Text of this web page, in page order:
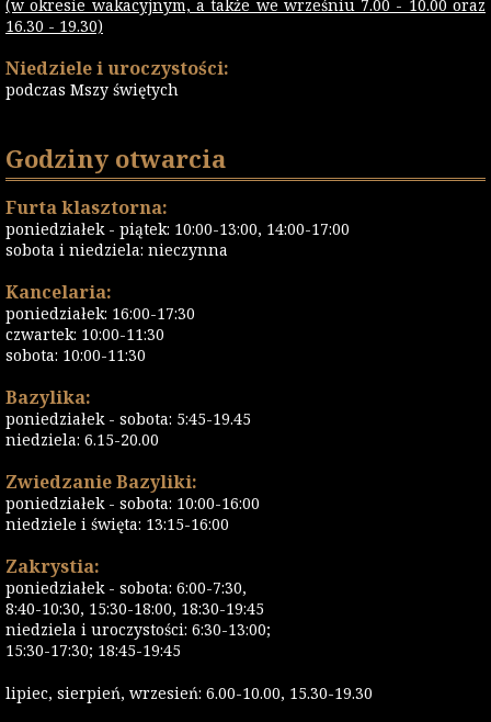
(w okresie wakacyjnym, a także we wrześniu 7.00 - 10.00 oraz
16.30 - 19.30)
Niedziele i uroczystości:
podczas Mszy świętych
Godziny otwarcia
Furta klasztorna:
poniedziałek - piątek: 10:00-13:00, 14:00-17:00
sobota i niedziela: nieczynna
Kancelaria:
poniedziałek: 16:00-17:30
czwartek: 10:00-11:30
sobota: 10:00-11:30
Bazylika:
poniedziałek - sobota: 5:45-19.45
niedziela: 6.15-20.00
Zwiedzanie Bazyliki:
poniedziałek - sobota: 10:00-16:00
niedziele i święta: 13:15-16:00
Zakrystia:
poniedziałek - sobota: 6:00-7:30,
8:40-10:30, 15:30-18:00, 18:30-19:45
niedziela i uroczystości: 6:30-13:00;
15:30-17:30; 18:45-19:45
lipiec, sierpień, wrzesień: 6.00-10.00, 15.30-19.30